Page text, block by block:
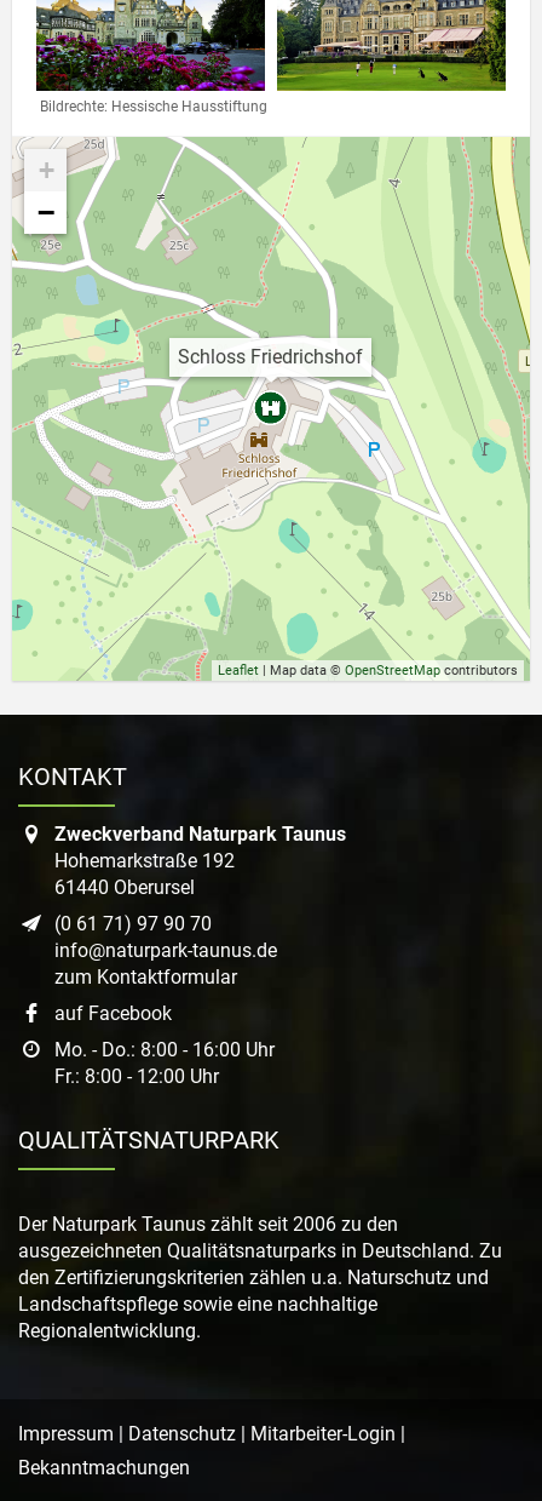
Link zur Großansicht eines Stimmungsbildes
Bildrechte: Hessische Hausstiftung
Schloss Friedrichshof
+
−
Leaflet | Map data © OpenStreetMap contributors
KONTAKT
Zweckverband Naturpark Taunus
Hohemarkstraße 192
61440 Oberursel
(0 61 71) 97 90 70
info@naturpark-taunus.de
zum Kontaktformular
auf Facebook
Mo. - Do.: 8:00 - 16:00 Uhr
Fr.: 8:00 - 12:00 Uhr
QUALITÄTSNATURPARK
Der Naturpark Taunus zählt seit 2006 zu den
ausgezeichneten Qualitätsnaturparks in Deutschland. Zu
den Zertifizierungskriterien zählen u.a. Naturschutz und
Landschaftspflege sowie eine nachhaltige
Regionalentwicklung.
Impressum | Datenschutz | Mitarbeiter-Login |
Bekanntmachungen